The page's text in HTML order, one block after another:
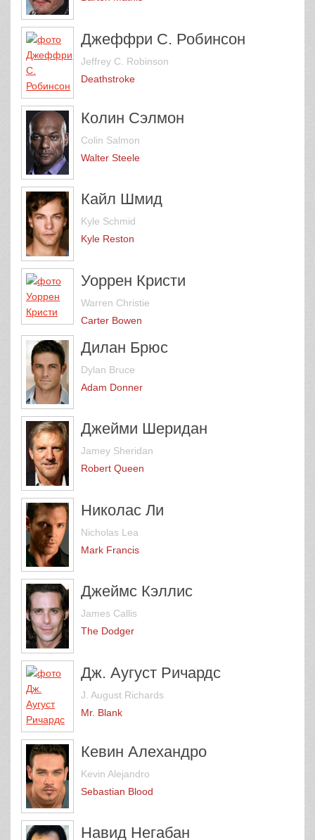
Джеффри С. Робинсон
Jeffrey C. Robinson
Deathstroke
Колин Сэлмон
Colin Salmon
Walter Steele
Кайл Шмид
Kyle Schmid
Kyle Reston
Уоррен Кристи
Warren Christie
Carter Bowen
Дилан Брюс
Dylan Bruce
Adam Donner
Джейми Шеридан
Jamey Sheridan
Robert Queen
Николас Ли
Nicholas Lea
Mark Francis
Джеймс Кэллис
James Callis
The Dodger
Дж. Аугуст Ричардс
J. August Richards
Mr. Blank
Кевин Алехандро
Kevin Alejandro
Sebastian Blood
Навид Негабан